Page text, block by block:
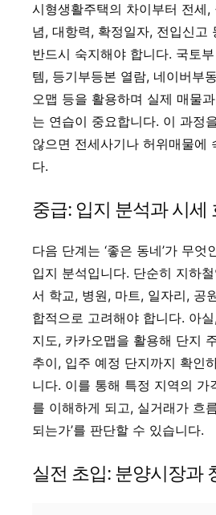
시형생활주택의 차이부터 전세,
념, 대항력, 확정일자, 전입신고
반드시 숙지해야 합니다. 국토
템, 등기부등본 열람, 네이버부
오맵 등을 활용하며 실제 매물
는 연습이 중요합니다. 이 과정
않으면 전세사기나 허위매물에
다.
중급: 입지 분석과 시세
다음 단계는 ‘좋은 동네’가 무엇
입지 분석입니다. 단순히 지하
서 학교, 병원, 마트, 일자리, 공
합적으로 고려해야 합니다. 아
지도, 카카오맵을 활용해 단지
추이, 입주 예정 단지까지 확인
니다. 이를 통해 특정 지역의 가
를 이해하게 되고, 실거래가 흐
되는가’를 판단할 수 있습니다.
실전 초입: 분양시장과